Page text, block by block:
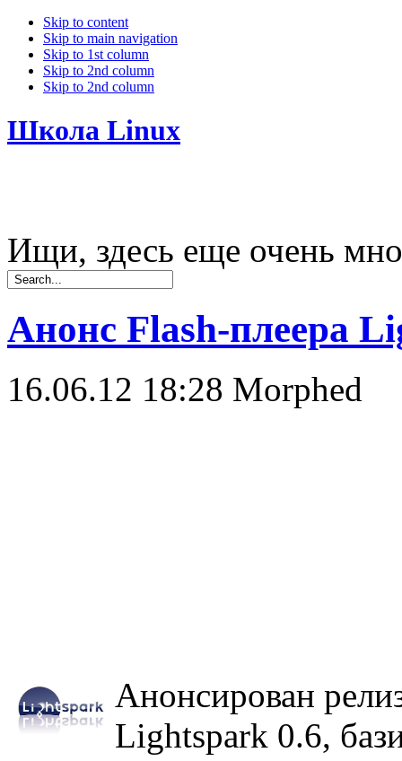
Skip to content
Skip to main navigation
Skip to 1st column
Skip to 2nd column
Skip to 2nd column
Школа Linux
Ищи, здесь еще очень
Анонс Flash-плеера
16.06.12 18:28 Morphed
Анонсирован
Lightspark 0.6,